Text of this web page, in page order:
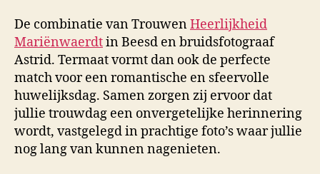
De combinatie van TrouwenHeerlijkheid
Mariënwaerdtin Beesd en bruidsfotograaf
Astrid. Termaat vormt dan ook de perfecte
match voor een romantische en sfeervolle
huwelijksdag. Samen zorgen zij ervoor dat
jullie trouwdag een onvergetelijke herinnering
wordt, vastgelegd in prachtige foto’s waar jullie
nog lang van kunnen nagenieten.